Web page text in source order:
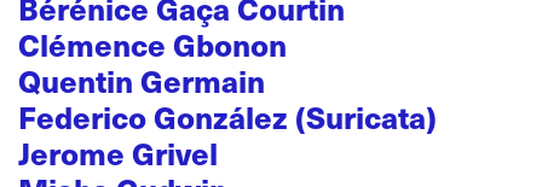
Clémence Gbonon
Quentin Germain
Federico González (Suricata)
Jerome Grivel